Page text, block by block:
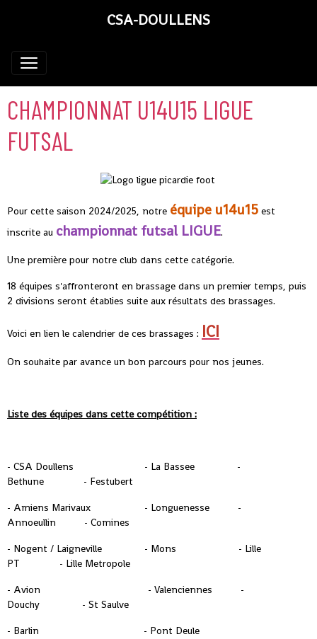
CSA-DOULLENS
CHAMPIONNAT U14U15 LIGUE
FUTSAL
Pour cette saison 2024/2025, notre équipe u14u15 est
inscrite au championnat futsal LIGUE.
Une première pour notre club dans cette catégorie.
18 équipes s'affronteront en brassage dans un premier temps, puis
2 divisions seront établies suite aux résultats des brassages.
Voici en lien le calendrier de ces brassages : ICI
On souhaite par avance un bon parcours pour nos jeunes.
Liste des équipes dans cette compétition :
- CSA Doullens - La Bassee -
Bethune - Festubert
- Amiens Marivaux - Longuenesse -
Annoeullin - Comines
- Nogent / Laigneville - Mons - Lille
PT - Lille Metropole
- Avion - Valenciennes -
Douchy - St Saulve
- Barlin - Pont Deule